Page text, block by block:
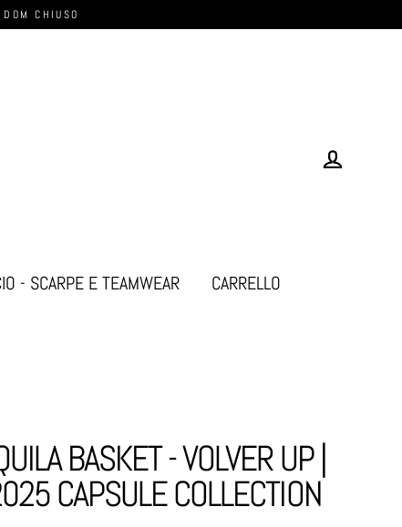
CHIUSO
- SCARPE E TEAMWEAR CARRELLO
BASKET - VOLVER UP |
CAPSULE COLLECTION